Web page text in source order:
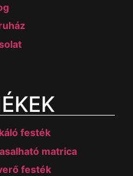
festék
matrica
festék